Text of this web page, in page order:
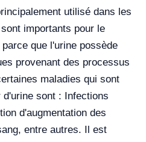
utilisé dans les
importants pour le
que l'urine possède
provenant des processus
maladies qui sont
sont : Infections
d'augmentation des
entre autres. Il est